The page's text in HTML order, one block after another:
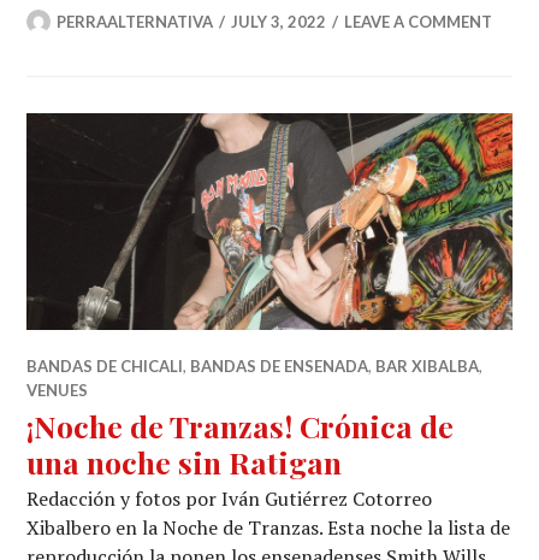
PERRAALTERNATIVA JULY 3, 2022 LEAVE A COMMENT
BANDAS DE CHICALI, BANDAS DE ENSENADA, BAR XIBALBA,
VENUES
¡Noche de Tranzas! Crónica de
una noche sin Ratigan
Redacción y fotos por Iván Gutiérrez Cotorreo
Xibalbero en la Noche de Tranzas. Esta noche la lista de